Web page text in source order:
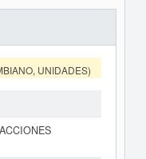
UNIDADES)